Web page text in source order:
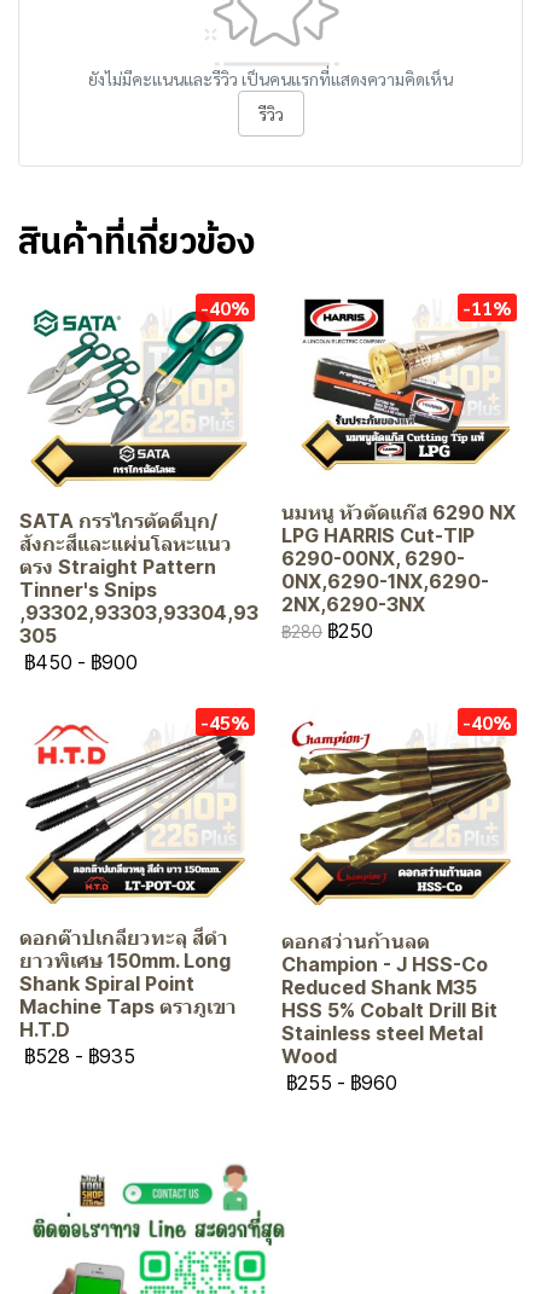
ยังไม่มีคะแนนและรีวิว เป็นคนแรกที่แสดงความคิดเห็น
รีวิว
สินค้าที่เกี่ยวข้อง
-40%
SATA กรรไกรตัดดีบุก/
สังกะสีและแผ่นโลหะแนว
ตรง Straight Pattern
Tinner's Snips
,93302,93303,93304,93
305
฿450 - ฿900
-11%
นมหนู หัวตัดแก๊ส 6290 NX
LPG HARRIS Cut-TIP
6290-00NX, 6290-
0NX,6290-1NX,6290-
2NX,6290-3NX
฿280 ฿250
-45%
ดอกต๊าปเกลียวทะลุ สีดำ
ยาวพิเศษ 150mm. Long
Shank Spiral Point
Machine Taps ตราภูเขา
H.T.D
฿528 - ฿935
-40%
ดอกสว่านก้านลด
Champion - J HSS-Co
Reduced Shank M35
HSS 5% Cobalt Drill Bit
Stainless steel Metal
Wood
฿255 - ฿960